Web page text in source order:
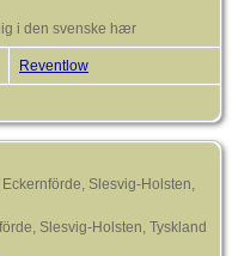
i den svenske hær
Reventlow
Slesvig-Holsten,
Slesvig-Holsten, Tyskland